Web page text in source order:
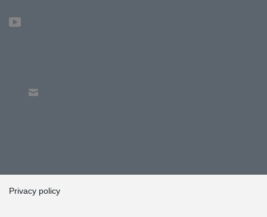
Privacy policy